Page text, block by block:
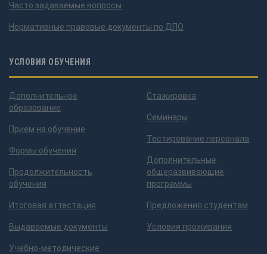
Часто задаваемые вопросы
Нормативные правовые документы по ДПО
УСЛОВИЯ ОБУЧЕНИЯ
Дополнительное
образование
Прием на обучение
Формы обучения
Продолжительность
обучения
Итоговая аттестация
Выдаваемые документы
Учебно-методические
Стажировка
Семинары
Тестирование персонала
Дополнительные
общеразвивающие
программы
Предложения студентам
Условия проживания